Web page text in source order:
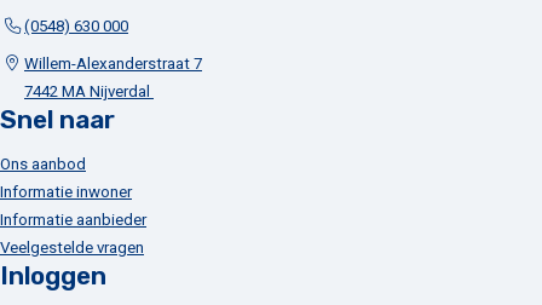
(0548) 630 000
Willem-Alexanderstraat 7
7442 MA Nijverdal
Snel naar
Ons aanbod
Informatie inwoner
Informatie aanbieder
Veelgestelde vragen
Inloggen